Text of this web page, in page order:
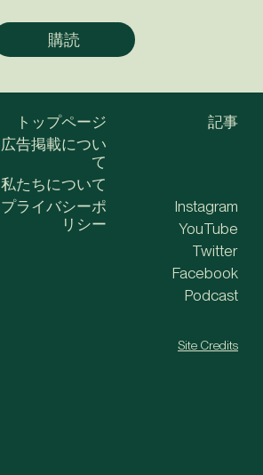
トップページ
広告掲載につい
て
私たちについて
記事
プライバシーポ
リシー
Instagram
YouTube
Twitter
Facebook
Podcast
Site Credits